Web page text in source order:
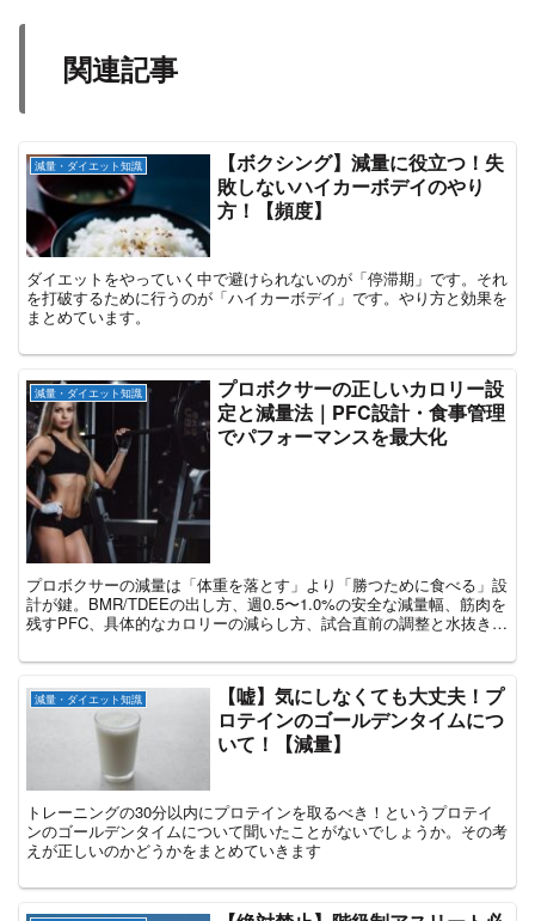
関連記事
減量・ダイエット知識
【ボクシング】減量に役立つ！失
敗しないハイカーボデイのやり
方！【頻度】
ダイエットをやっていく中で避けられないのが「停滞期」です。それ
を打破するために行うのが「ハイカーボデイ」です。やり方と効果を
まとめています。
減量・ダイエット知識
プロボクサーの正しいカロリー設
定と減量法｜PFC設計・食事管理
でパフォーマンスを最大化
プロボクサーの減量は「体重を落とす」より「勝つために食べる」設
計が鍵。BMR/TDEEの出し方、週0.5〜1.0%の安全な減量幅、筋肉を
残すPFC、具体的なカロリーの減らし方、試合直前の調整と水抜き、
減量・ダイエット知識
【嘘】気にしなくても大丈夫！プ
ロテインのゴールデンタイムにつ
いて！【減量】
トレーニングの30分以内にプロテインを取るべき！というプロテイ
ンのゴールデンタイムについて聞いたことがないでしょうか。その考
えが正しいのかどうかをまとめていきます